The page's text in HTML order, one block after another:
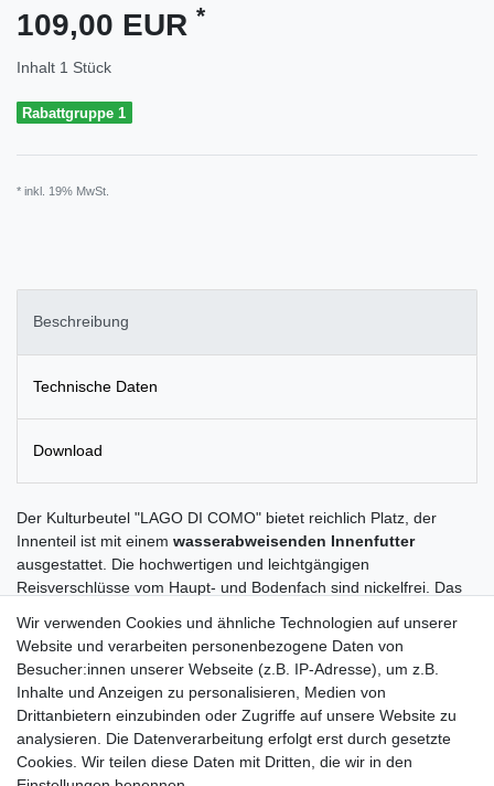
109,00 EUR *
Inhalt 1 Stück
Rabattgruppe 1
* inkl. 19% MwSt.
Beschreibung
Technische Daten
Download
Der Kulturbeutel "LAGO DI COMO" bietet reichlich Platz, der
Innenteil ist mit einem wasserabweisenden Innenfutter
ausgestattet. Die hochwertigen und leichtgängigen
Reisverschlüsse vom Haupt- und Bodenfach sind nickelfrei. Das
einzigartige Patina und wird sovon Jahr zu Jahr noch schöner
Selbstverständlich sind auch bei "LAGO DI COMO" alle Metallteile
nickelfrei. Kulturbeutel "LAGO DI COMO" ist wie folgt
ausgestattet:
1 Hauptfach
1 Bodenfach
Komplett mit wasserabweisendem Innenfutter
Wir verwenden Cookies und ähnliche Technologien auf unserer
Website und verarbeiten personenbezogene Daten von
Besucher:innen unserer Webseite (z.B. IP-Adresse), um z.B.
Inhalte und Anzeigen zu personalisieren, Medien von
Drittanbietern einzubinden oder Zugriffe auf unsere Website zu
analysieren. Die Datenverarbeitung erfolgt erst durch gesetzte
Cookies. Wir teilen diese Daten mit Dritten, die wir in den